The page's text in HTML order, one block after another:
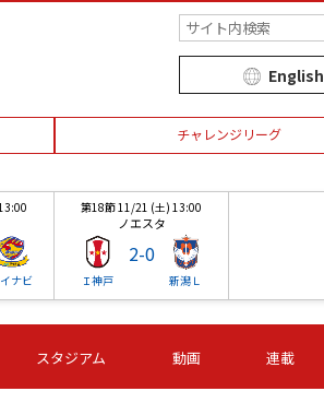
English
チャレンジリーグ
ナビ
第18節 11/21 (土) 13:00
ノエスタ
Ｉ神戸
2-0
新潟Ｌ
第18節 11/21 (土) 13:00
2-0
スタジアム 動画 連載